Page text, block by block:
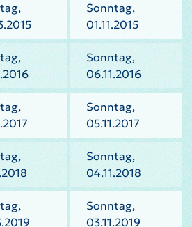
Sonntag,
01.11.2015
Sonntag,
06.11.2016
Sonntag,
05.11.2017
Sonntag,
04.11.2018
Sonntag,
03.11.2019